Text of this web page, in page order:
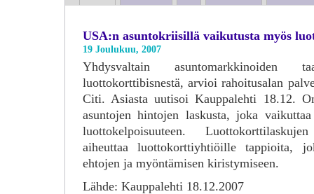
USA:n asuntokriisillä vaikutusta myös
19 Joulukuu, 2007
Yhdysvaltain asuntomarkkinoiden
luottokorttibisnestä, arvioi rahoitusalan
Citi. Asiasta uutisoi Kauppalehti 18.12.
asuntojen hintojen laskusta, joka
luottokelpoisuuteen.
aiheuttaa luottokorttiyhtiöille tappioita,
ehtojen ja myöntämisen kiristymiseen.
Lähde: Kauppalehti 18.12.2007